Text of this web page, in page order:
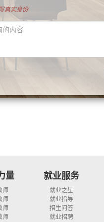
真实身份
量
师
师
师
师
就业服务
就业之星
就业指导
招生问答
就业招聘